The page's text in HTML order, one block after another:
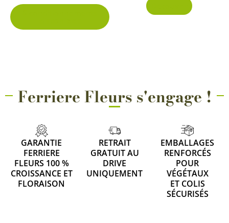
du
Ferriere Fleurs s'engage !
GARANTIE
FERRIERE
FLEURS 100 %
CROISSANCE ET
FLORAISON
RETRAIT
GRATUIT AU
DRIVE
UNIQUEMENT
EMBALLAGES
RENFORCÉS
POUR
VÉGÉTAUX
ET COLIS
SÉCURISÉS